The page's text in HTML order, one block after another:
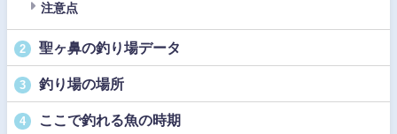
注意点
2 聖ヶ鼻の釣り場データ
3 釣り場の場所
4 ここで釣れる魚の時期